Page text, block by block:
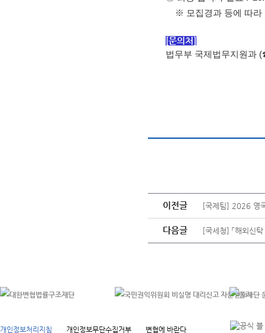
※ 모집경과 등에 따라
[문의처]
법무부 국제법무지원과 (
이전글 [국제팀] 2026 영
다음글 [국세청] 「해외신
개인정보처리지침 개인정보무단수집거부 변협에 바란다